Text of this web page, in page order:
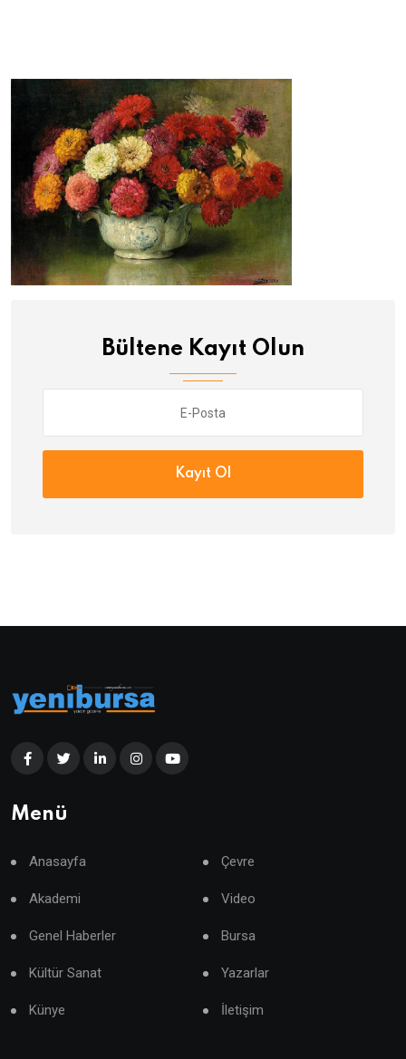
Bültene Kayıt Olun
Kayıt Ol
Menü
Anasayfa Çevre
Akademi Video
Genel Haberler Bursa
Kültür Sanat Yazarlar
Künye İletişim